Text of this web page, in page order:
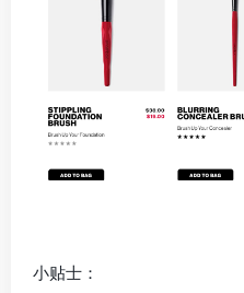
小贴士：